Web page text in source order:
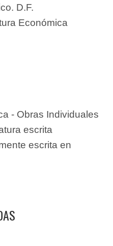
D.F.
Económica
- Obras Individuales
escrita
escrita en